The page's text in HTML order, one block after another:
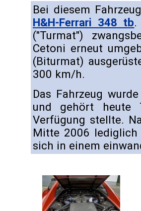
Bei diesem
H&H-Ferrari 348 tb.
("Turmat")
Cetoni erneut
(Biturmat)
300 km/h.
Das Fahrzeug
und gehört heute
Verfügung stellte.
Mitte 2006
sich in einem